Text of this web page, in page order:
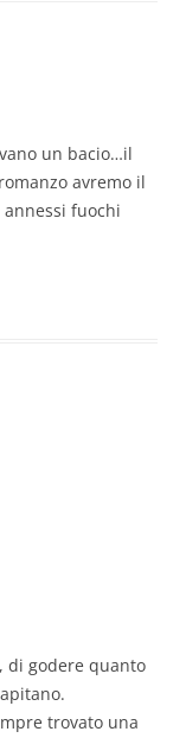
un bacio…il
avremo il
fuochi
di godere quanto
trovato una